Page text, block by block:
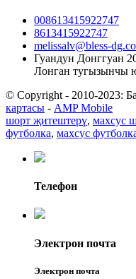
008613415922747
8613415922747
melissalv@bless-
Гуандун Донггуан
Лонган тугызынчы
© Copyright - 2010-2023:
картасы - AMP Mobile
шорт җитештерү, махсус
футболка, махсус
Телефон
Электрон почта
Электрон почта